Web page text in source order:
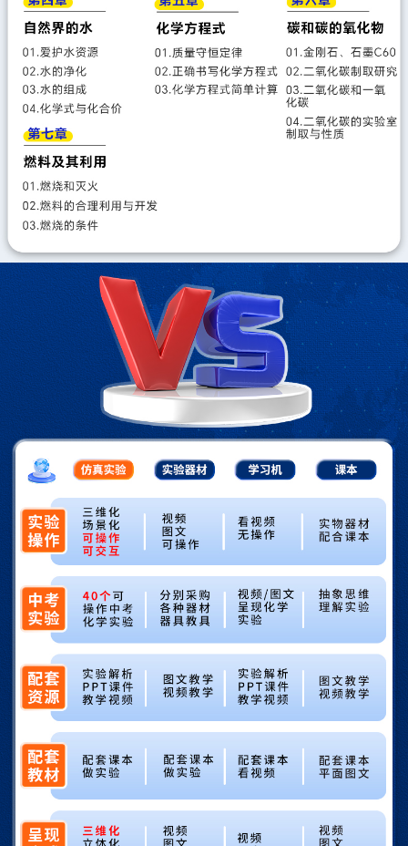
课题1水资源及其利用
课题2水的组成
课题3物质组成的表示
实验活动2水的组成及变化探究
第五单元 化学反应的定量关系
课题2化学方程式
第六单元 碳和碳的氧化物
课题1碳单质的多样性
课题2碳的氧化物
课题3二氧化碳的实验室制取
实验活动3二氧化碳的实验室制取与性质
第七单元 能源的利用与开发
课题1燃料的燃烧
课题2燃料的合理利用与开发
实验活动4燃烧条件的探究